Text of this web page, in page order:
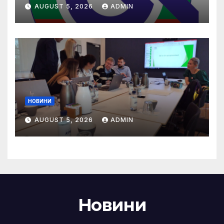
AUGUST 5, 2026 ADMIN
НОВИНИ
AUGUST 5, 2026 ADMIN
Новини